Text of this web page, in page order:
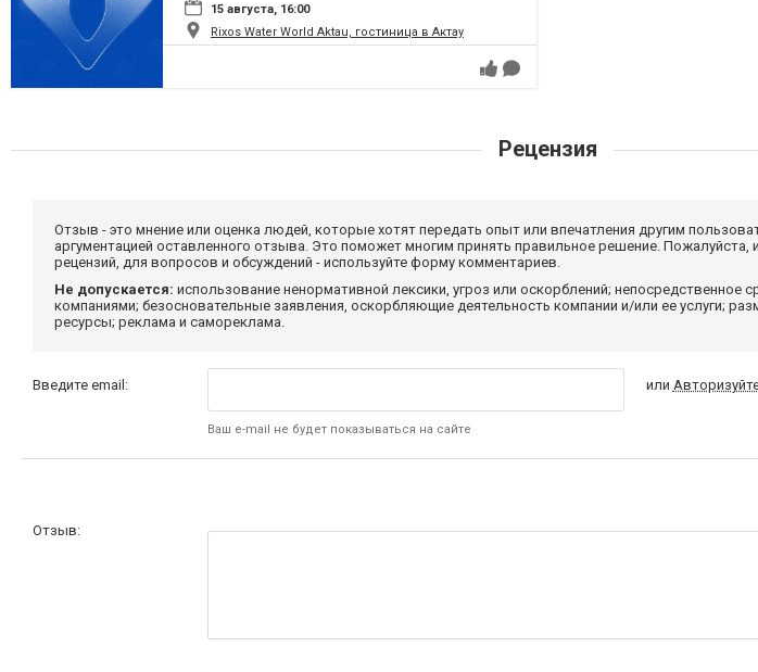
15 августа, 16:00
Rixos Water World Aktau, гостиница в Актау
Рецензия
Отзыв - это мнение или оценка людей, которые хотят передать опыт или впечатления другим
аргументацией оставленного отзыва. Это поможет многим принять правильное решение.
рецензий, для вопросов и обсуждений - используйте форму комментариев.
Не допускается: использование ненормативной лексики, угроз или оскорблений; непосредственное
компаниями; безосновательные заявления, оскорбляющие деятельность компании и/или ее услуги;
ресурсы; реклама и самореклама.
Введите email:
Ваш e-mail не будет показываться на сайте
или
Отзыв: